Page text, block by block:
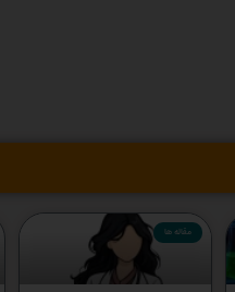
مقاله ها